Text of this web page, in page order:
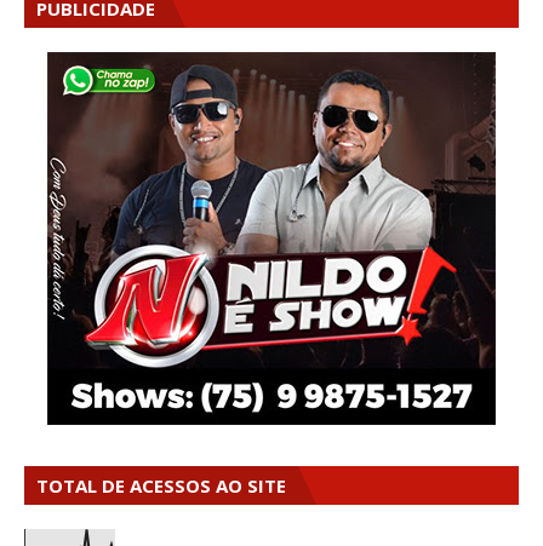
PUBLICIDADE
TOTAL DE ACESSOS AO SITE